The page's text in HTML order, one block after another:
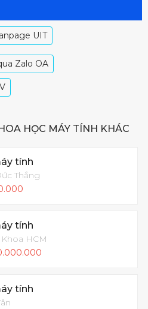
UIT
Zalo OA
HỌC MÁY TÍNH KHÁC
tính
Thắng
tính
HCM
tính